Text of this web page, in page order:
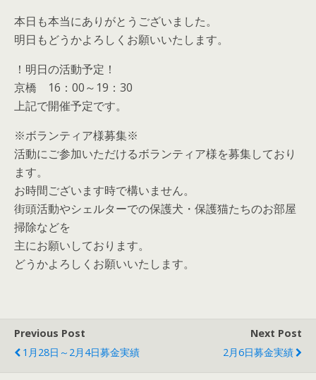
本日も本当にありがとうございました。
明日もどうかよろしくお願いいたします。
！明日の活動予定！
京橋 16：00～19：30
上記で開催予定です。
※ボランティア様募集※
活動にご参加いただけるボランティア様を募集しており
ます。
お時間ございます時で構いません。
街頭活動やシェルターでの保護犬・保護猫たちのお部屋
掃除などを
主にお願いしております。
どうかよろしくお願いいたします。
Previous Post
1月28日～2月4日募金実績
Next Post
2月6日募金実績